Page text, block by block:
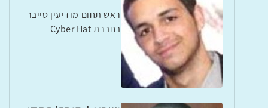
ראש תחום מודיעין סייבר
בחברת Cyber Hat